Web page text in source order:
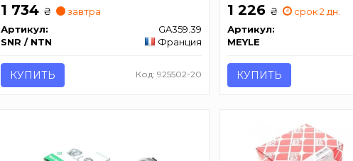
1 734 ₴
завтра
Артикул:
GA359.39
SNR / NTN
Франция
КУПИТЬ Код: 925502-20
1 226 ₴
срок 2 дн.
Артикул:
MEYLE
КУПИТЬ